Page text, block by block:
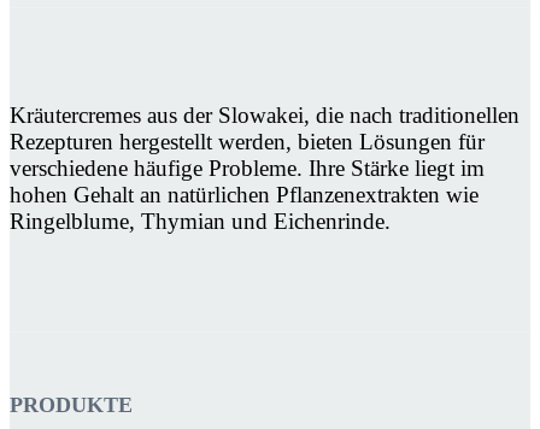
Kräutercremes aus der Slowakei, die nach traditionellen
Rezepturen hergestellt werden, bieten Lösungen für
verschiedene häufige Probleme. Ihre Stärke liegt im
hohen Gehalt an natürlichen Pflanzenextrakten wie
Ringelblume, Thymian und Eichenrinde.
PRODUKTE